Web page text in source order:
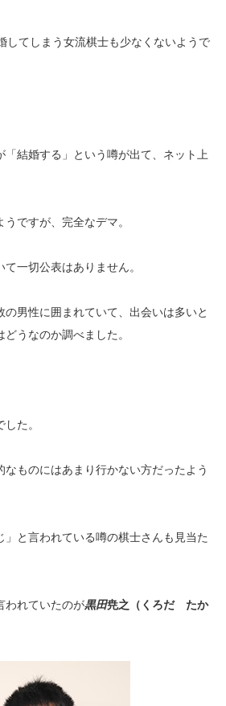
してしまう女流棋士も少なくないようで
「結婚する」という噂が出て、ネット上
ですが、完全なデマ。
一切公表はありません。
の男性に囲まれていて、出会いは多いと
うなのか調べました。
た。
なものにはあまり行かない方だったよう
」と言われている噂の棋士さんも見当た
われていたのが黒田尭之（くろだ たか